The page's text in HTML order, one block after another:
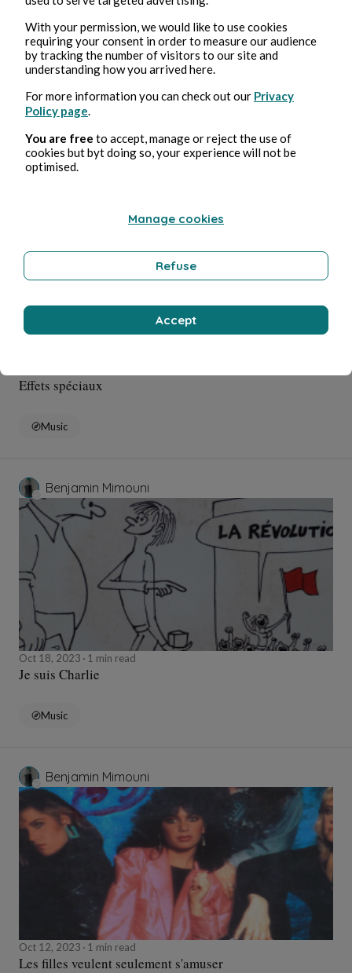
1 min read
Shaft
Music
Effets spéciaux
Music
Benjamin Mimouni
Oct 18, 2023 1 min read
Je suis Charlie
Music
Benjamin Mimouni
Oct 12, 2023 1 min read
Les filles veulent seulement s'amuser
With your permission, we would like to use cookies
requiring your consent in order to measure our audience
by tracking the number of visitors to our site and
understanding how you arrived here.
For more information you can check out our Privacy
Policy page
You are free to accept, manage or reject the use of
cookies but byt doing so, your experience will not be
optimised.
Manage cookies
Refuse
Accept